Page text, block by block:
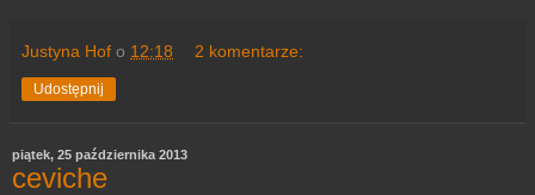
Justyna Hof o 12:18 2 komentarze:
Udostępnij
piątek, 25 października 2013
ceviche